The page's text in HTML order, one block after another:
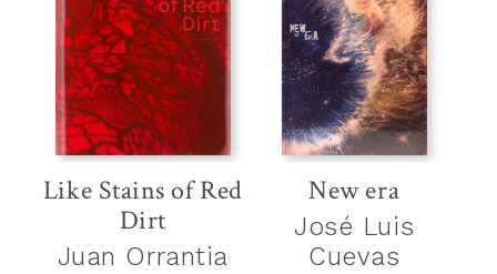
Like Stains of Red
Dirt
Juan Orrantia
New era
José Luis
Cuevas